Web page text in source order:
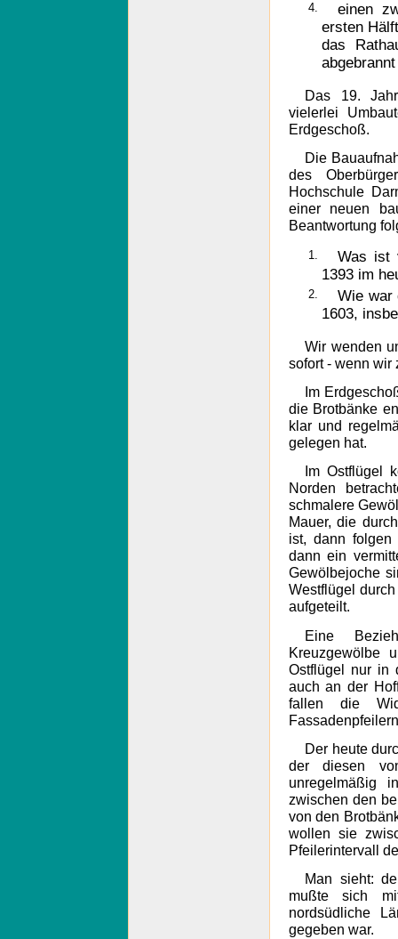
4.
einen
ersten
das
Das 19.
vielerlei
Erdgeschoß.
Die
des
Hochschule
einer neuen
Beantwortung
1.
Was ist
1393 im
2.
Wie war
1603,
Wir wenden
sofort - wenn wir
Im
die Brotbänke
klar und
gelegen hat.
Im Ostflügel
Norden
schmalere
Mauer, die
ist, dann
dann ein
Gewölbejoche
Westflügel
aufgeteilt.
Eine
Kreuzgewölbe
Ostflügel nur in
auch an der
fallen die
Der heute
der diesen
unregelmäßig
zwischen den
von den
wollen sie
Pfeilerintervall
Man sieht:
mußte sich
nordsüdliche
gegeben war.